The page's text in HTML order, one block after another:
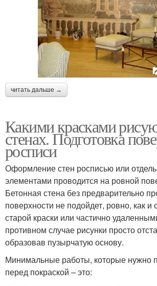
читать дальше →
Какими красками
стенах. Подготовка
росписи
Оформление стен росписью или
элементами проводится на ровной
Бетонная стена без предварительно
поверхности не подойдет, ровно, как и
старой краски или частично
противном случае рисунки просто
образовав пузырчатую основу.
Минимальные работы, которые нужно
перед покраской – это: